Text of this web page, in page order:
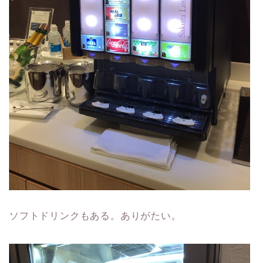
ソフトドリンクもある。ありがたい。